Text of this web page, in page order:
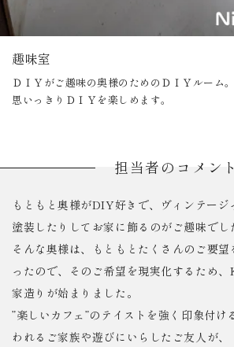
趣味室
ＤＩＹがご趣味の奥様のためのＤＩＹルーム。
思いっきりＤＩＹを楽しめます。
担当者のコメント
もともと奥様がDIY好きで、ヴィンテージ
塗装したりしてお家に飾るのがご趣味でし
そんな奥様は、もともとたくさんのご要望
ったので、そのご希望を現実化するため
家造りが始まりました。
”楽しいカフェ”のテイストを強く印象付け
われるご家族や遊びにいらしたご友人が